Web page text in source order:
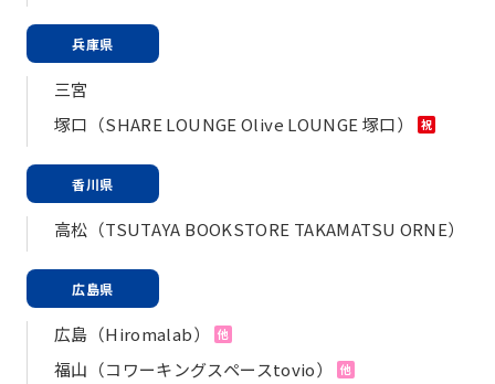
兵庫県
三宮
塚口（SHARE LOUNGE Olive LOUNGE 塚口）
祝
香川県
高松（TSUTAYA BOOKSTORE TAKAMATSU ORNE）
広島県
広島（Hiromalab） 他
福山（コワーキングスペースtovio） 他